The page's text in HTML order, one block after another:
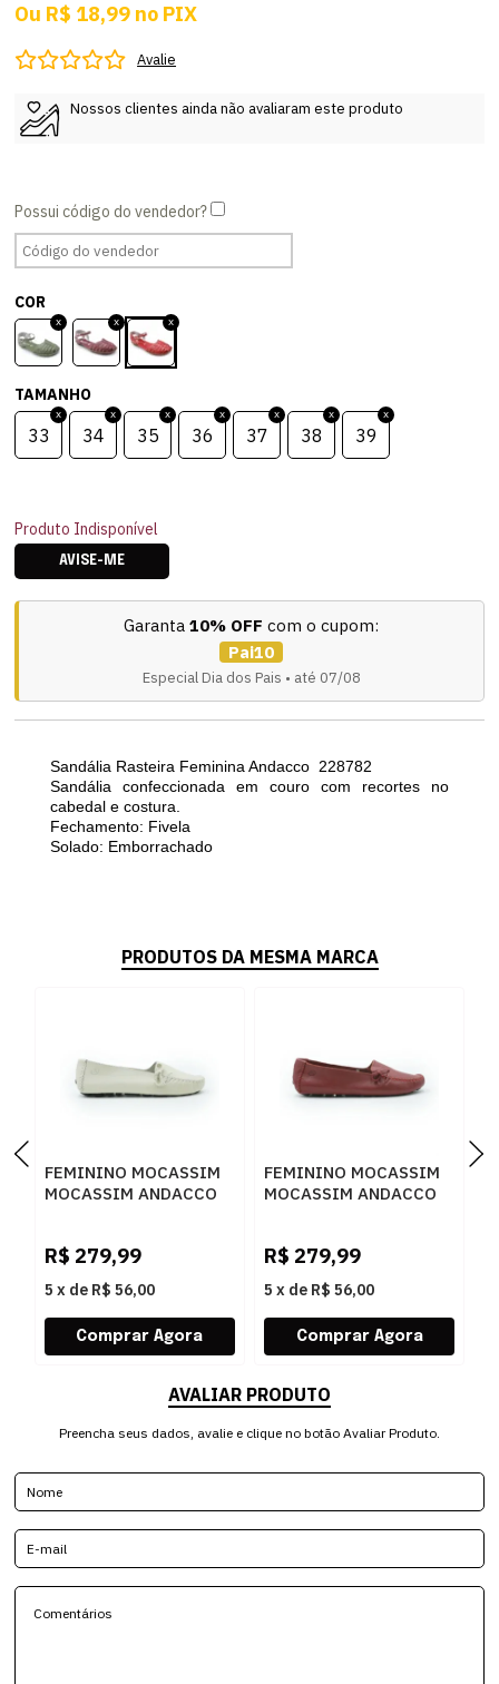
Ou R$ 18,99 no PIX
Avalie
Nossos clientes ainda não avaliaram este produto
COR
TAMANHO
33 34 35 36 37 38 39
Produto Indisponível
AVISE-ME
Garanta 10% OFF com o cupom:
Pai10
Especial Dia dos Pais • até 07/08
Sandália Rasteira Feminina Andacco 228782
Sandália confeccionada em couro com recortes no
cabedal e costura.
Fechamento: Fivela
Solado: Emborrachado
PRODUTOS DA MESMA MARCA
FEMININO MOCASSIM
MOCASSIM ANDACCO
R$ 279,99
5 x de R$ 56,00
FEMININO MOCASSIM
MOCASSIM ANDACCO
R$ 279,99
5 x de R$ 56,00
AVALIAR PRODUTO
Preencha seus dados, avalie e clique no botão Avaliar Produto.